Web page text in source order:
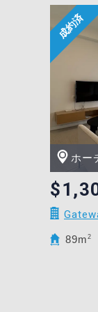
ホー
89m 2